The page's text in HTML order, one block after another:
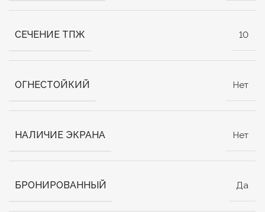
СЕЧЕНИЕ ТПЖ 10
ОГНЕСТОЙКИЙ Нет
НАЛИЧИЕ ЭКРАНА Нет
БРОНИРОВАННЫЙ Да